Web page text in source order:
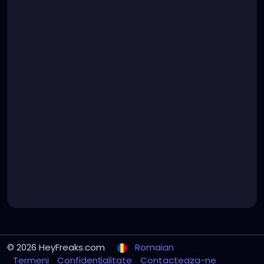
© 2026 HeyFreaks.com
Romaian
Termeni
Confidențialitate Contacteaza-ne